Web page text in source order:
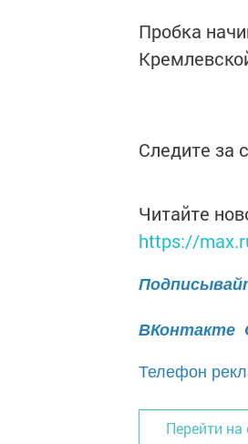
Пробка
Следите
Читайте
https://
ВКонтакте
Телефон
Перейти на